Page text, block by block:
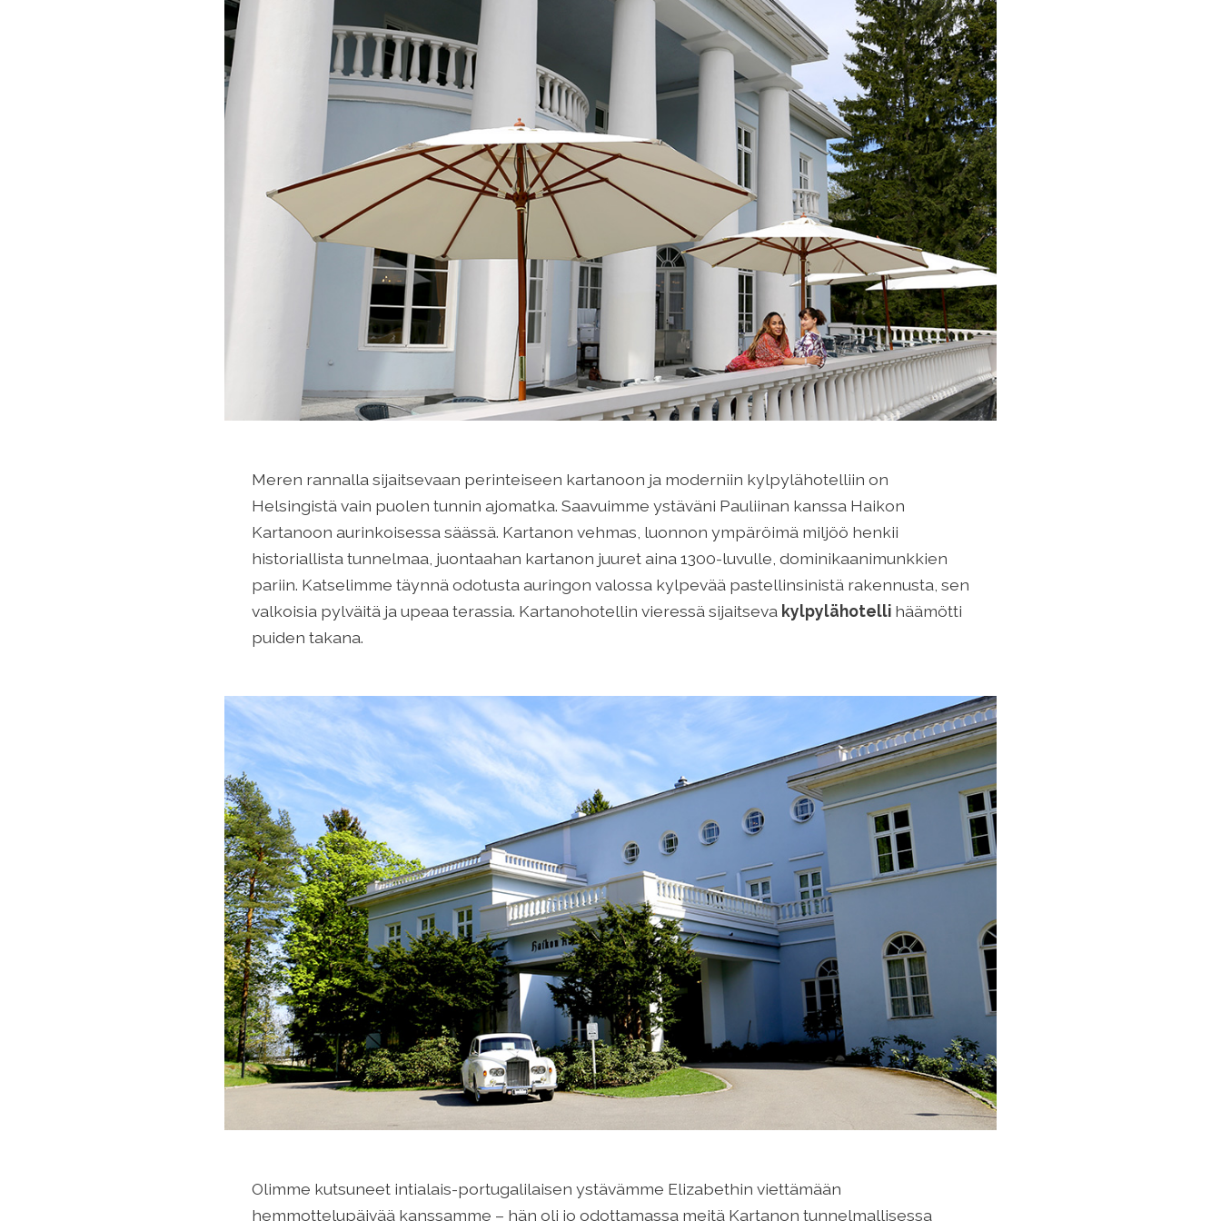
Meren rannalla sijaitsevaan perinteiseen kartanoon ja moderniin kylpylähotelliin on
Helsingistä vain puolen tunnin ajomatka. Saavuimme ystäväni Pauliinan kanssa Haikon
Kartanoon aurinkoisessa säässä. Kartanon vehmas, luonnon ympäröimä miljöö henkii
historiallista tunnelmaa, juontaahan kartanon juuret aina 1300-luvulle, dominikaanimunkkien
pariin. Katselimme täynnä odotusta auringon valossa kylpevää pastellinsinistä rakennusta, sen
valkoisia pylväitä ja upeaa terassia. Kartanohotellin vieressä sijaitseva kylpylähotelli häämötti
puiden takana.
Olimme kutsuneet intialais-portugalilaisen ystävämme Elizabethin viettämään
hemmottelupäivää kanssamme – hän oli jo odottamassa meitä Kartanon tunnelmallisessa